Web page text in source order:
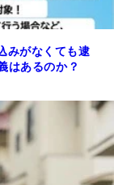
みがなくても逮
あるのか？